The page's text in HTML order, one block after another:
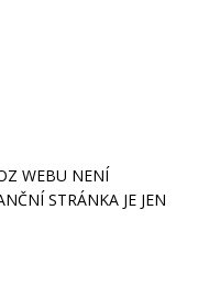
WEBU NENÍ
STRÁNKA JE JEN